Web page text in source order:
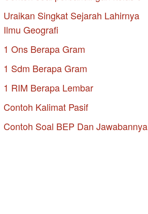
Uraikan Singkat Sejarah Lahirnya
Ilmu Geografi
1 Ons Berapa Gram
1 Sdm Berapa Gram
1 RIM Berapa Lembar
Contoh Kalimat Pasif
Contoh Soal BEP Dan Jawabannya